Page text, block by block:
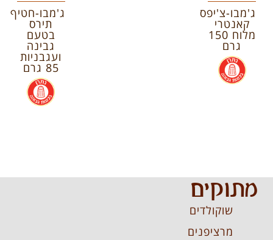
ג'מבו-צ'יפס
קאנטרי
מלוח 150
גרם
.
ג'מבו-חטיף
תירס
בטעם
גבינה
ועגבניות
85 גרם
.
מתוקים
שוקולדים
מרציפנים